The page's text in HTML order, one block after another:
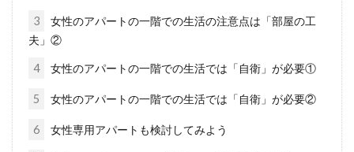
マイホームを建てたけれど後悔だら
マイホームを建てるときは、誰もが後悔したく
は1回目...
3
女性のアパートの一階での生活の注意点は「部屋の工
夫」②
4 女性のアパートの一階での生活では「自衛」が必要①
5 女性のアパートの一階での生活では「自衛」が必要②
6 女性専用アパートも検討してみよう